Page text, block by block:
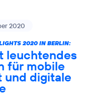
2020
2020 IN BERLIN:
leuchtendes
für mobile
und digitale